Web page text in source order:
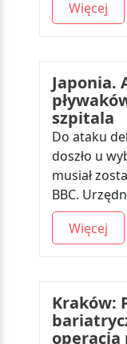
Więcej
Japonia.
szpitala
Do ataku
doszło u
musiał
BBC.
Więcej
Kraków:
operacja